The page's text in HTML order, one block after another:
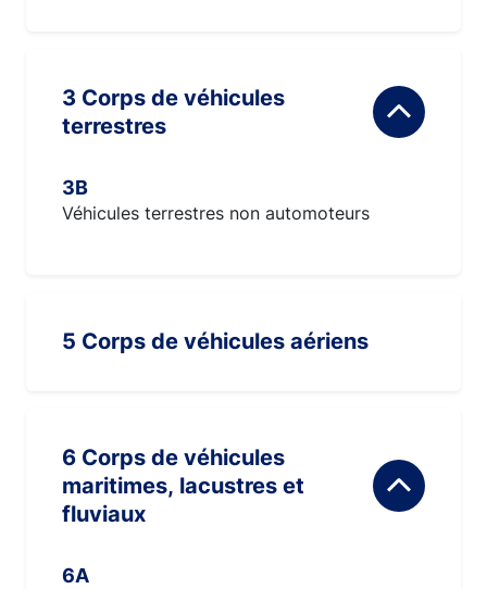
3 Corps de véhicules
terrestres
3B
Véhicules terrestres non automoteurs
5 Corps de véhicules aériens
6 Corps de véhicules
maritimes, lacustres et
fluviaux
6A